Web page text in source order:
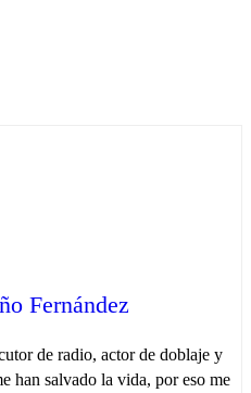
Fernández
de radio, actor de doblaje y
han salvado la vida, por eso me